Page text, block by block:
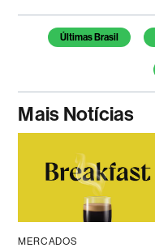
Temas deste artigo
Últimas Brasil
Mais Notícias
MERCADOS